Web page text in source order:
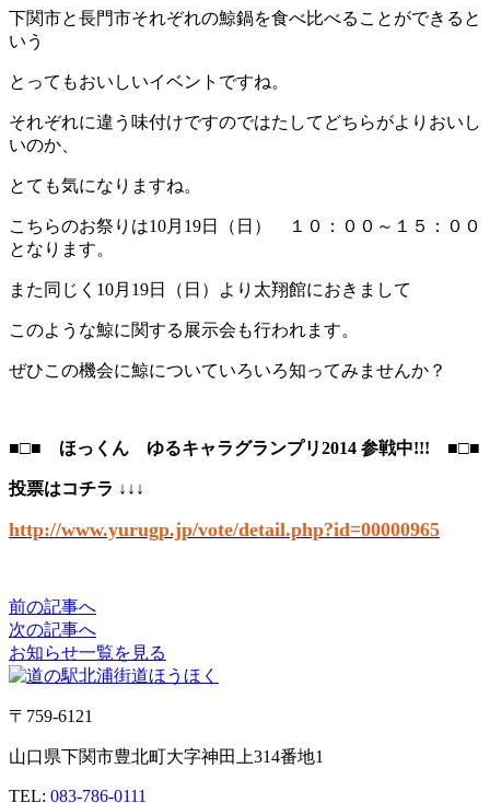
下関市と長門市それぞれの鯨鍋を食べ比べることができると
いう
とってもおいしいイベントですね。
それぞれに違う味付けですのではたしてどちらがよりおいし
いのか、
とても気になりますね。
こちらのお祭りは10月19日（日） １０：００～１５：００
となります。
また同じく10月19日（日）より太翔館におきまして
このような鯨に関する展示会も行われます。
ぜひこの機会に鯨についていろいろ知ってみませんか？
■□■ ほっくん ゆるキャラグランプリ2014 参戦中!!! ■□■
投票はコチラ ↓↓↓
http://www.yurugp.jp/vote/detail.php?id=00000965
前の記事へ
次の記事へ
お知らせ一覧を見る
〒759-6121
山口県下関市豊北町大字神田上314番地1
TEL: 083-786-0111